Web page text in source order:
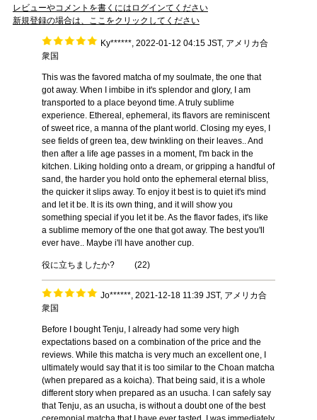
レビューやコメントを書くにはログインてください
新規登録の場合は、ここをクリックしてください
Ky******, 2022-01-12 04:15 JST, アメリカ合
衆国
This was the favored matcha of my soulmate, the one that
got away. When I imbibe in it's splendor and glory, I am
transported to a place beyond time. A truly sublime
experience. Ethereal, ephemeral, its flavors are reminiscent
of sweet rice, a manna of the plant world. Closing my eyes, I
see fields of green tea, dew twinkling on their leaves.. And
then after a life age passes in a moment, I'm back in the
kitchen. Liking holding onto a dream, or gripping a handful of
sand, the harder you hold onto the ephemeral eternal bliss,
the quicker it slips away. To enjoy it best is to quiet it's mind
and let it be. It is its own thing, and it will show you
something special if you let it be. As the flavor fades, it's like
a sublime memory of the one that got away. The best you'll
ever have.. Maybe i'll have another cup.
役に立ちましたか? (22)
Jo******, 2021-12-18 11:39 JST, アメリカ合
衆国
Before I bought Tenju, I already had some very high
expectations based on a combination of the price and the
reviews. While this matcha is very much an excellent one, I
ultimately would say that it is too similar to the Choan matcha
(when prepared as a koicha). That being said, it is a whole
different story when prepared as an usucha. I can safely say
that Tenju, as an usucha, is without a doubt one of the best